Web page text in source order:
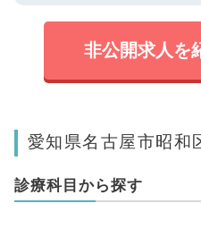
非公開求人を
愛知県名古屋市昭和
診療科目から探す